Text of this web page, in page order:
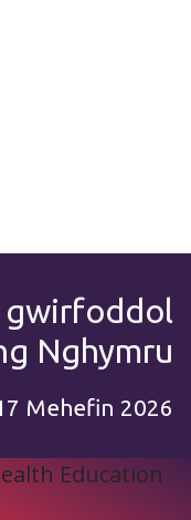
gwirfoddol
Nghymru
Mehefin 2026